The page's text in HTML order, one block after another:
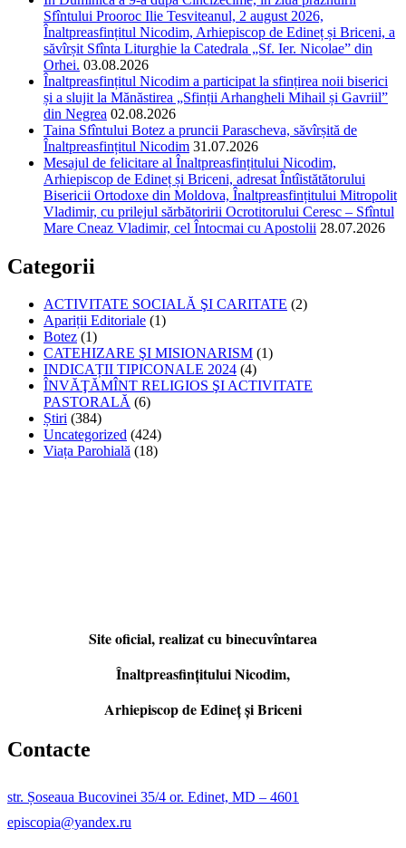
Sfîntului Prooroc Ilie Tesviteanul, 2 august 2026,
Înaltpreasfințitul Nicodim, Arhiepiscop de Edineț și Briceni, a
săvîrșit Sfînta Liturghie la Catedrala „Sf. Ier. Nicolae” din
Orhei. 03.08.2026
Înaltpreasfințitul Nicodim a participat la sfințirea noii biserici
și a slujit la Mănăstirea „Sfinții Arhangheli Mihail și Gavriil”
din Negrea 02.08.2026
Taina Sfîntului Botez a pruncii Parascheva, săvîrșită de
Înaltpreasfințitul Nicodim 31.07.2026
Mesajul de felicitare al Înaltpreasfințitului Nicodim,
Arhiepiscop de Edineț și Briceni, adresat Întîistătătorului
Bisericii Ortodoxe din Moldova, Înaltpreasfințitului Mitropolit
Vladimir, cu prilejul sărbătoririi Ocrotitorului Ceresc – Sfîntul
Mare Cneaz Vladimir, cel Întocmai cu Apostolii 28.07.2026
Categorii
ACTIVITATE SOCIALĂ ŞI CARITATE (2)
Apariții Editoriale (1)
Botez (1)
CATEHIZARE ŞI MISIONARISM (1)
INDICAȚII TIPICONALE 2024 (4)
ÎNVĂŢĂMÎNT RELIGIOS ŞI ACTIVITATE
PASTORALĂ (6)
Știri (384)
Uncategorized (424)
Viața Parohială (18)
Site oficial, realizat cu binecuvîntarea
Înaltpreasfințitului Nicodim,
Arhiepiscop de Edineţ şi Briceni
Contacte
str. Șoseaua Bucovinei 35/4 or. Edinet, MD – 4601
episcopia@yandex.ru